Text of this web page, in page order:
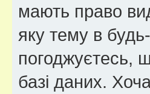
мають право
яку тему в
погоджуєтесь,
базі даних.